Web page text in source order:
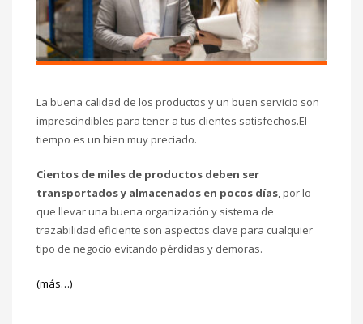
La buena calidad de los productos y un buen servicio son
imprescindibles para tener a tus clientes satisfechos.El
tiempo es un bien muy preciado.
Cientos de miles de productos deben ser
transportados y almacenados en pocos días , por lo
que llevar una buena organización y sistema de
trazabilidad eficiente son aspectos clave para cualquier
tipo de negocio evitando pérdidas y demoras.
(más…)